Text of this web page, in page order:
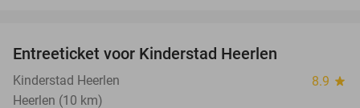
Entreeticket voor Kinderstad Heerlen
Kinderstad Heerlen 8.9 star
Heerlen (10 km)